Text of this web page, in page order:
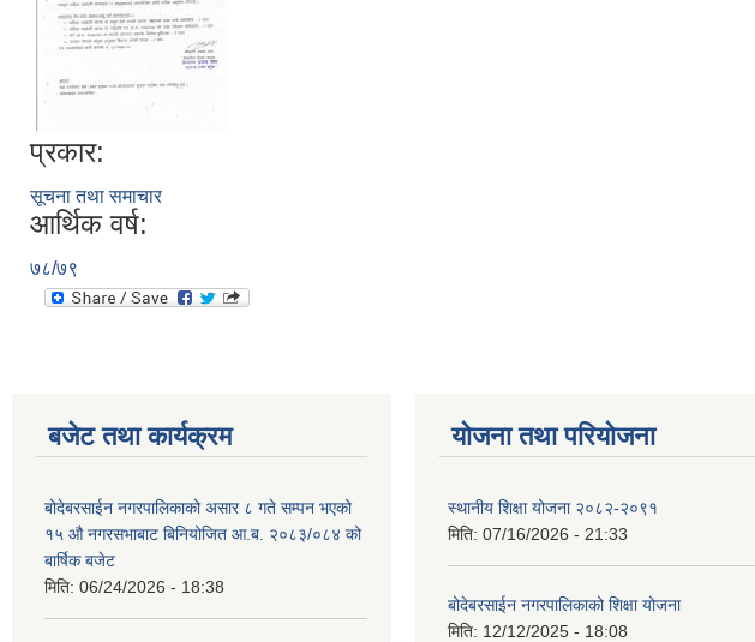
प्रकार:
सूचना तथा समाचार
आर्थिक वर्ष:
७८/७९
बजेट तथा कार्यक्रम
बोदेबरसाईन नगरपालिकाको असार ८ गते सम्पन भएको
१५ ‍‍‍औ नगरसभाबाट बिनियोजित आ.ब. २०८३/०८४ को
बार्षिक बजेट
मिति: 06/24/2026 - 18:38
योजना तथा परियोजना
स्थानीय शिक्षा योजना २०८२-२०९१
मिति: 07/16/2026 - 21:33
बोदेबरसाईन नगरपालिकाको शिक्षा योजना
मिति: 12/12/2025 - 18:08